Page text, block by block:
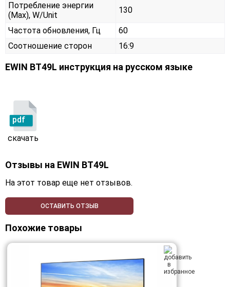
Потребление энергии
(Max), W/Unit
130
Частота обновления, Гц
60
Соотношение сторон
16:9
EWIN BT49L инструкция на русском языке
pdf
скачать
Отзывы на EWIN BT49L
На этот товар еще нет отзывов.
ОСТАВИТЬ ОТЗЫВ
Похожие товары